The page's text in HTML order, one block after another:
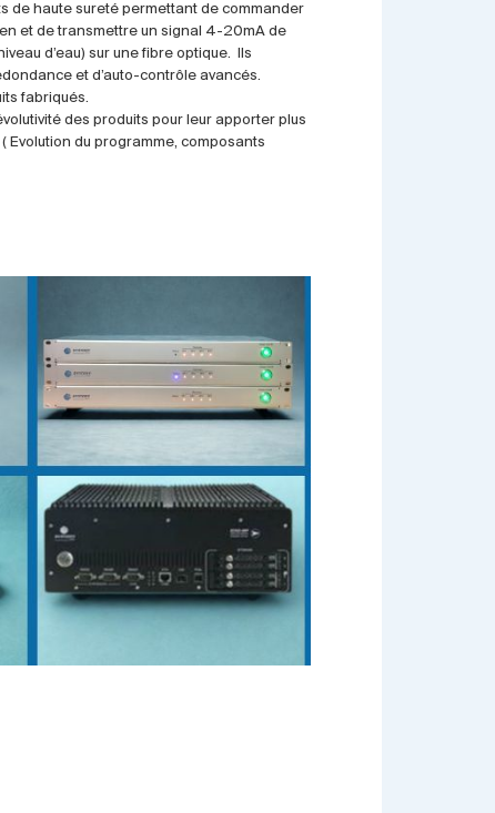
de haute sureté permettant de commander
et de transmettre un signal 4-20mA de
d’eau) sur une fibre optique. Ils
et d’auto-contrôle avancés.
fabriqués.
des produits pour leur apporter plus
Evolution du programme, composants